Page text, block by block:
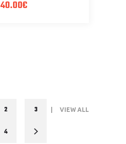
40.00€
2 3
4
VIEW ALL